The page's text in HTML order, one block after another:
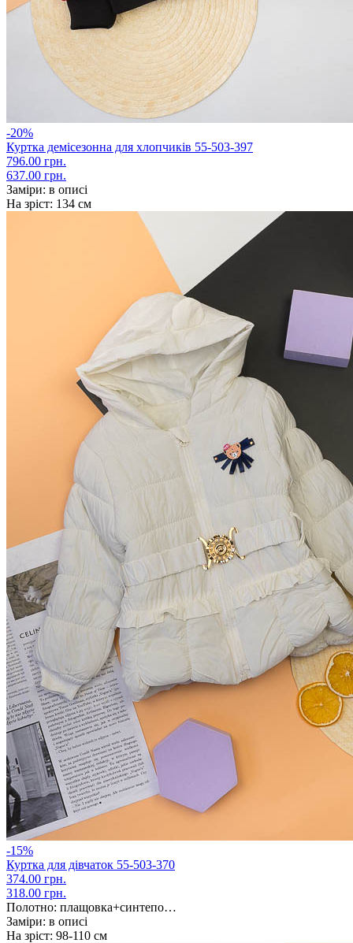
-20%
Куртка демісезонна для хлопчиків 55-503-397
796.00 грн.
637.00 грн.
Заміри: в описі
На зріст: 134 см
-15%
Куртка для дівчаток 55-503-370
374.00 грн.
318.00 грн.
Полотно: плащовка+синтепо…
Заміри: в описі
На зріст: 98-110 см